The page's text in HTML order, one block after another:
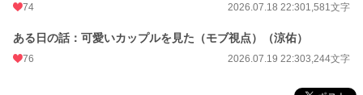
74 2026.07.18 22:301,581文字
ある日の話：可愛いカップルを見た（モブ視点）（涼佑）
76 2026.07.19 22:303,244文字